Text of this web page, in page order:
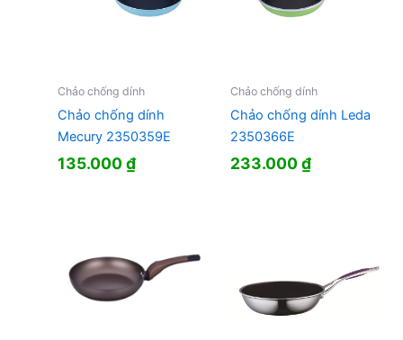
Chảo chống dính
Chảo chống dính
Mecury 2350359E
135.000₫
Chảo chống dính
Chảo chống dính Leda
2350366E
233.000₫